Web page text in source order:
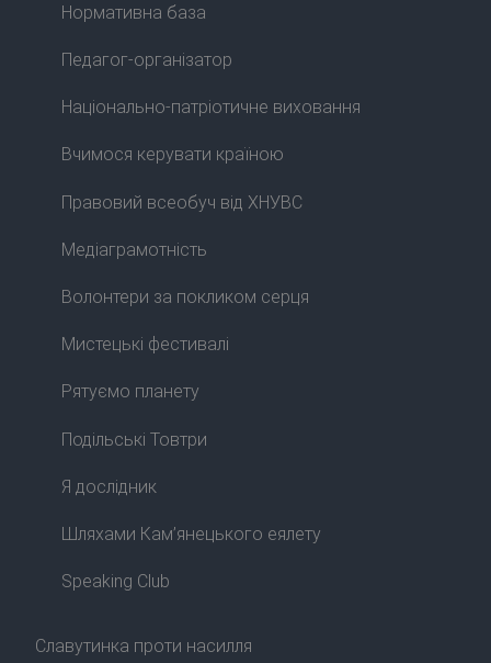
Нормативна база
Педагог-організатор
Національно-патріотичне виховання
Вчимося керувати країною
Правовий всеобуч від ХНУВС
Медіаграмотність
Волонтери за покликом серця
Мистецькі фестивалі
Рятуємо планету
Подільські Товтри
Я дослідник
Шляхами Кам’янецького еялету
Speaking Club
Славутинка проти насилля